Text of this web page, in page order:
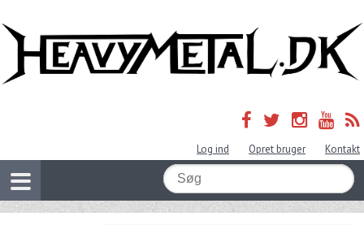
Log ind Opret bruger Kontakt